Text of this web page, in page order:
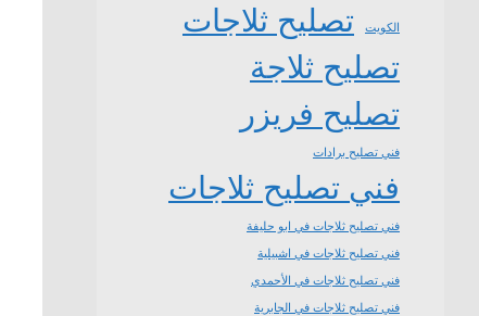
الكويت
تصليح ثلاجات
تصليح ثلاجة
تصليح فريزر
فني تصليح برادات
فني تصليح ثلاجات
فني تصليح ثلاجات في ابو حليفة
فني تصليح ثلاجات في اشبيلية
فني تصليح ثلاجات في الأحمدي
فني تصليح ثلاجات في الجابرية